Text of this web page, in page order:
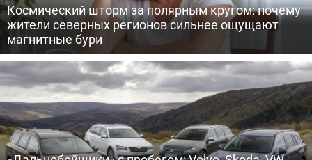
Космический шторм за полярным кругом: почему
жители северных регионов сильнее ощущают
магнитные бури